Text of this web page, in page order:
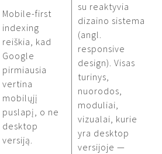
Mobile-first
indexing
reiškia, kad
Google
pirmiausia
vertina
mobilųjį
puslapį, o ne
desktop
versiją.
su reaktyvia
dizaino sistema
(angl.
responsive
design). Visas
turinys,
nuorodos,
moduliai,
vizualai, kurie
yra desktop
versijoje —